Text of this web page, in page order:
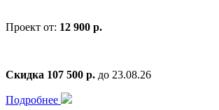
Проект от: 12 900 р.
Скидка 107 500 р. до 23.08.26
Подробнее